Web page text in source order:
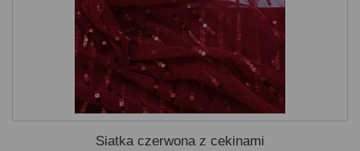
Siatka czerwona z cekinami